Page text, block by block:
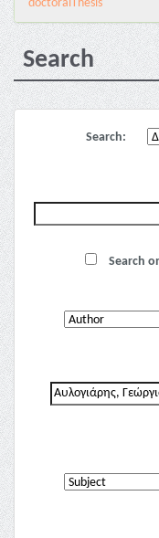
doctoralThesis
Search
Search:
Search